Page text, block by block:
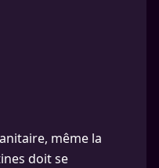
même la
doit se